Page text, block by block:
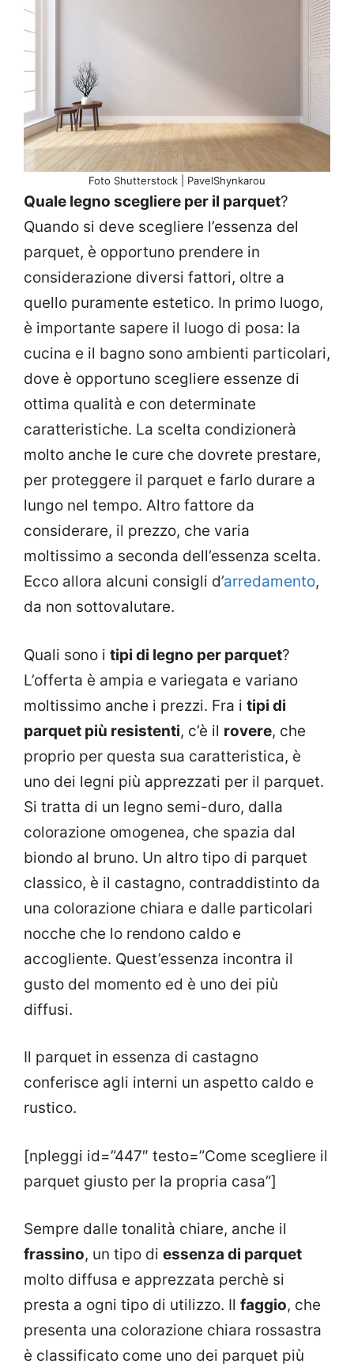
Foto Shutterstock | PavelShynkarou
Quale legno scegliere per il parquet?
Quando si deve scegliere l’essenza del
parquet, è opportuno prendere in
considerazione diversi fattori, oltre a
quello puramente estetico. In primo luogo,
è importante sapere il luogo di posa: la
cucina e il bagno sono ambienti particolari,
dove è opportuno scegliere essenze di
ottima qualità e con determinate
caratteristiche. La scelta condizionerà
molto anche le cure che dovrete prestare,
per proteggere il parquet e farlo durare a
lungo nel tempo. Altro fattore da
considerare, il prezzo, che varia
moltissimo a seconda dell’essenza scelta.
Ecco allora alcuni consigli d’arredamento,
da non sottovalutare.
Quali sono i tipi di legno per parquet?
L’offerta è ampia e variegata e variano
moltissimo anche i prezzi. Fra i tipi di
parquet più resistenti, c’è il rovere, che
proprio per questa sua caratteristica, è
uno dei legni più apprezzati per il parquet.
Si tratta di un legno semi-duro, dalla
colorazione omogenea, che spazia dal
biondo al bruno. Un altro tipo di parquet
classico, è il castagno, contraddistinto da
una colorazione chiara e dalle particolari
nocche che lo rendono caldo e
accogliente. Quest’essenza incontra il
gusto del momento ed è uno dei più
diffusi.
Il parquet in essenza di castagno
conferisce agli interni un aspetto caldo e
rustico.
[npleggi id=”447″ testo=”Come scegliere il
parquet giusto per la propria casa”]
Sempre dalle tonalità chiare, anche il
frassino, un tipo di essenza di parquet
molto diffusa e apprezzata perchè si
presta a ogni tipo di utilizzo. Il faggio, che
presenta una colorazione chiara rossastra
è classificato come uno dei parquet più